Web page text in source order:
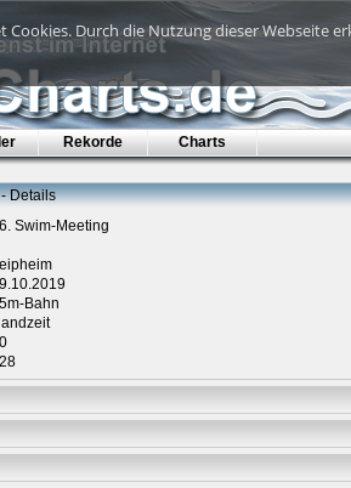
Cookies. Durch die Nutzung dieser Webseite
Rekorde Charts
Details
Swim-Meeting
Bahn